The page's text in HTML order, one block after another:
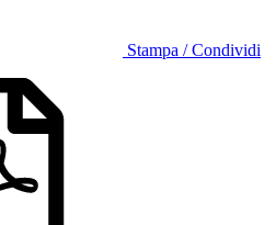
Stampa / Condividi